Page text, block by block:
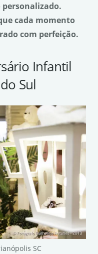
cada momento
com perfeição.
Infantil
Sul
SC